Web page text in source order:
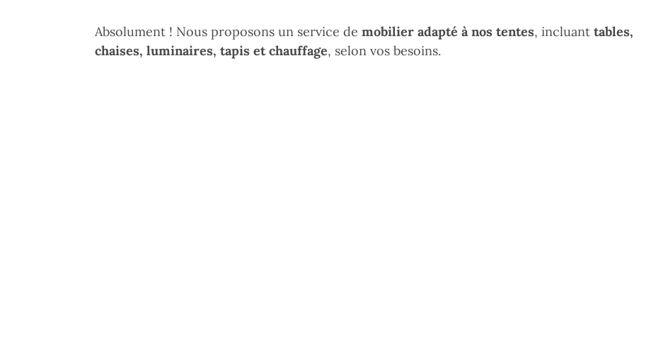
Absolument ! Nous proposons un service demobilier adapté à nos tentes, incluanttables,
chaises, luminaires, tapis et chauffage, selon vos besoins.